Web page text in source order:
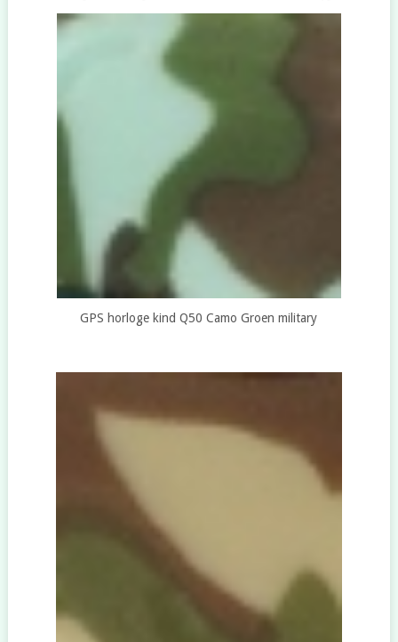
GPS horloge kind Q50 Camo Groen military